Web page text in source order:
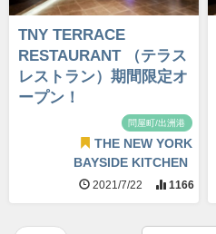
TNY TERRACE
RESTAURANT （テラス
レストラン）期間限定オ
ープン！
問屋町/出洲港
THE NEW YORK
BAYSIDE KITCHEN
2021/7/22 1166